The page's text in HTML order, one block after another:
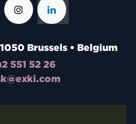
Brussels • Belgium
551 52 26